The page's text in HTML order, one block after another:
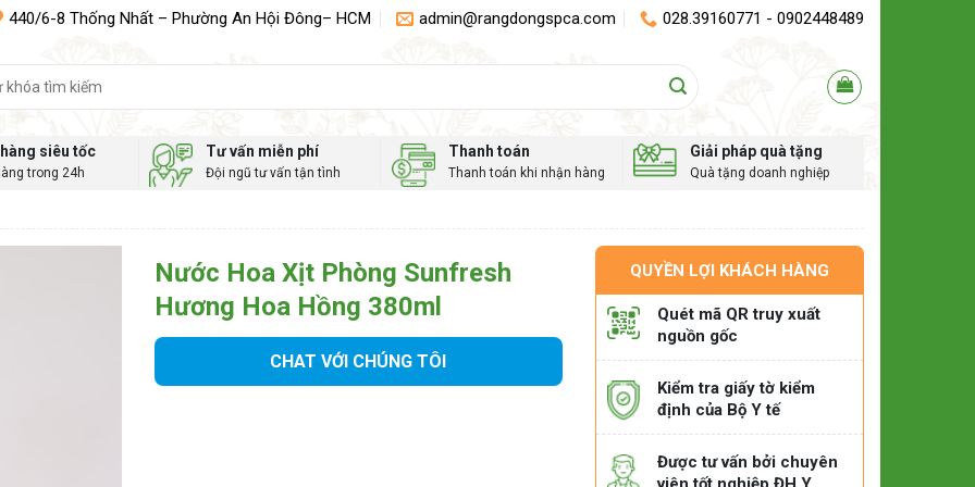
440/6-8 Thống Nhất – Phường An Hội Đông– HCM admin@rangdongspca.com 028.39160771 - 0902448489
siêu tốc
trong 24h
Tư vấn miễn phí
Đội ngũ tư vấn tận tình
Thanh toán
Thanh toán khi nhận hàng
Giải pháp quà tặng
Quà tặng doanh nghiệp
Nước Hoa Xịt Phòng Sunfresh
Hương Hoa Hồng 380ml
CHAT VỚI CHÚNG TÔI
QUYỀN LỢI KHÁCH HÀNG
Quét mã QR truy xuất
nguồn gốc
Kiểm tra giấy tờ kiểm
định của Bộ Y tế
Được tư vấn bởi chuyên